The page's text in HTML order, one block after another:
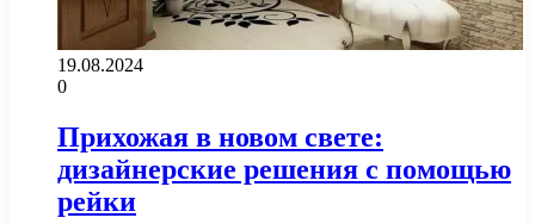
19.08.2024
0
Прихожая в новом свете:
дизайнерские решения с помощью
рейки